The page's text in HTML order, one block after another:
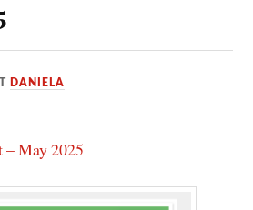
DANIELA
May 2025